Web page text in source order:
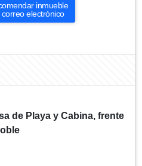
inmueble
correo electrónico
de Playa y Cabina, frente